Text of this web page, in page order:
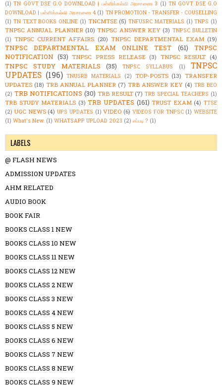
(1) TN GOVT DSE G.O DOWNLOAD | பள்ளிக்கல்வி அரசாணை 3 (1) TN GOVT DSE G.O
DOWNLOAD | பள்ளிக்கல்வி அரசாணை 4 (1) TN PROMOTION - TRANSFER - COUSELLING
(1) TN TEXT BOOKS ONLINE (1) TNCMTSE (5) TNFUSRC MATERIALS (1) TNPS (1)
TNPSC ANNUAL PLANNER (10) TNPSC ANSWER KEY (3) TNPSC BULLETIN
(1) TNPSC CURRENT AFFAIRS (20) TNPSC DEPARTMENTAL EXAM (19)
TNPSC DEPARTMENTAL EXAM ONLINE TEST (61)
TNPSC
NOTIFICATION (53) TNPSC PRESS RELEASE (3) TNPSC RESULT (4)
TNPSC STUDY MATERIALS (35) TNPSC SYLLABUS (1)
TNPSC
UPDATES (196) TNUSRB MATERIALS (2) TOP-POSTS (13) TRANSFER
UPDATES (18) TRB ANNUAL PLANNER (7) TRB ANSWER KEY (4) TRB BEO
(2) TRB NOTIFICATIONS (30) TRB RESULT (7) TRB SPECIAL TEACHERS (1)
TRB STUDY MATERIALS (3) TRB UPDATES (161) TRUST EXAM (4) TTSE
(2) UGC NEWS (4) UPS UPDATES (1) VIDEO (6) VIDEOS FOR TNPSC (1) WEBSITE
(1) What's New. (1) WHATSAPP UPLOAD 2023 (2) எப்படி ? (1)
LABELS
@ FLASH NEWS
ADMISSION UPDATES
AHM RELATED
AUDIO BOOK
BOOK FAIR
BOOKS CLASS 1 NEW
BOOKS CLASS 10 NEW
BOOKS CLASS 11 NEW
BOOKS CLASS 12 NEW
BOOKS CLASS 2 NEW
BOOKS CLASS 3 NEW
BOOKS CLASS 4 NEW
BOOKS CLASS 5 NEW
BOOKS CLASS 6 NEW
BOOKS CLASS 7 NEW
BOOKS CLASS 8 NEW
BOOKS CLASS 9 NEW